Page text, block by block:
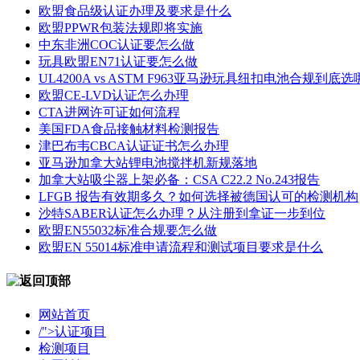
欧盟食品级认证办理及要求是什么
欧盟PPWR包装法规即将实施
中东非洲COC认证要怎么做
玩具欧盟EN71认证要怎么做
UL4200A vs ASTM F963亚马逊玩具纽扣电池合规到底选
欧盟CE-LVD认证怎么办理
CTA进网许可证如何流程
美国FDA食品接触材料检测报告
津巴布韦CBCA认证证书怎么办理
​亚马逊加拿大站锂电池搅拌机新规落地
加拿大站吸尘器上架必备：CSA C22.2 No.243报告
LFGB 报告有效期多久？如何选择被德国认可的检测机构
沙特SABER认证怎么办理？从注册到拿证一步到位
欧盟EN55032标准合规要怎么做
欧盟EN 55014标准申请流程和测试项目要求是什么
网站首页
/">认证项目
检测项目